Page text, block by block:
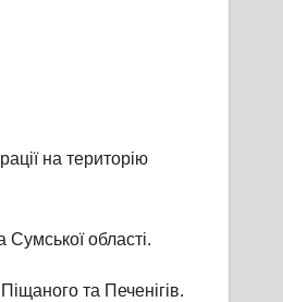
на територію
Сумської області.
та Печенігів.